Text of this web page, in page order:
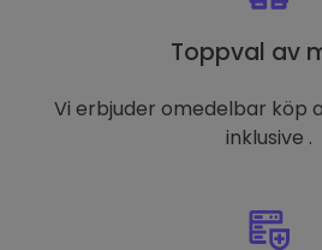
Toppval av
Vi erbjuder omedelbar köp
inklusive .